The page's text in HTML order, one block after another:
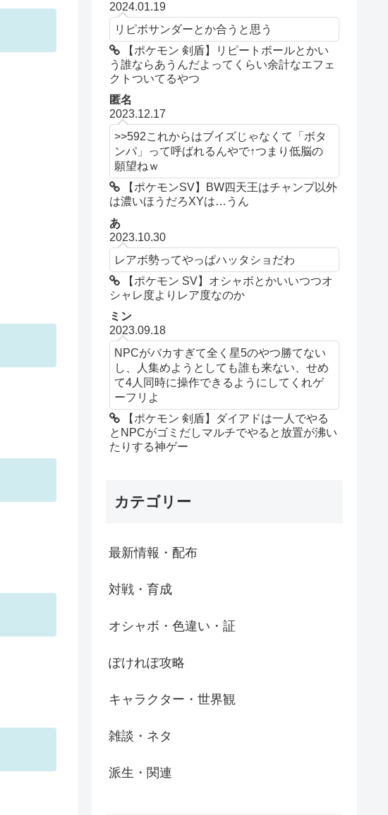
2024.01.19
リピボサンダーとか合うと思う
【ポケモン 剣盾】リピートボールとかい
う誰ならあうんだよってくらい余計なエフェ
クトついてるやつ
匿名
2023.12.17
>>592これからはブイズじゃなくて「ボタ
ンパ」って呼ばれるんやで↑つまり低脳の
願望ねｗ
【ポケモンSV】BW四天王はチャンプ以外
は濃いほうだろXYは…うん
あ
2023.10.30
レアボ勢ってやっぱハッタショだわ
【ポケモン SV】オシャボとかいいつつオ
シャレ度よりレア度なのか
ミン
2023.09.18
NPCがバカすぎて全く星5のやつ勝てない
し、人集めようとしても誰も来ない、せめ
て4人同時に操作できるようにしてくれゲ
ーフリよ
【ポケモン 剣盾】ダイアドは一人でやる
とNPCがゴミだしマルチでやると放置が沸い
たりする神ゲー
カテゴリー
最新情報・配布
対戦・育成
オシャボ・色違い・証
ぽけれぽ攻略
キャラクター・世界観
雑談・ネタ
派生・関連